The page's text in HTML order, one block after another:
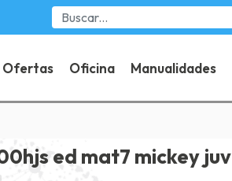
Ofertas Oficina Manualidades
ed mat7 mickey juv